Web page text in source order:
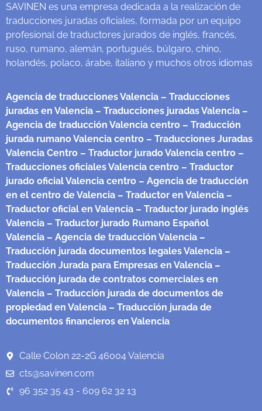
SAVINEN es una empresa dedicada a la realización de
traducciones juradas oficiales, formada por un equipo
profesional de traductores jurados de inglés, francés,
ruso, rumano, alemán, portugués, búlgaro, chino,
holandés, polaco, árabe, italiano y muchos otros idiomas
Agencia de traducciones Valencia – Traducciones
juradas en Valencia – Traducciones juradas Valencia –
Agencia de traducción Valencia centro – Traducción
jurada rumano Valencia centro – Traducciones Juradas
Valencia Centro – Traductor jurado Valencia centro –
Traducciones oficiales Valencia centro – Traductor
jurado oficial Valencia centro – Agencia de traducción
en el centro de Valencia – Traductor en Valencia –
Traductor oficial en Valencia – Traductor jurado inglés
Valencia – Traductor jurado Rumano Español
Valencia – Agencia de traducción Valencia –
Traducción jurada documentos legales Valencia –
Traducción Jurada para Empresas en Valencia –
Traducción jurada de contratos comerciales en
Valencia – Traducción jurada de documentos de
propiedad en Valencia – Traducción jurada de
documentos financieros en Valencia
Calle Colon 22-2G 46004 Valencia
cts@savinen.com
96 352 35 43 - 609 62 32 13